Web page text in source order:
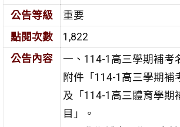
公告等級
重要
點閱次數
1,822
公告內容
一、114-1高三學期補考
附件「114-1高三學期補
及「114-1高三體育學期
目」。